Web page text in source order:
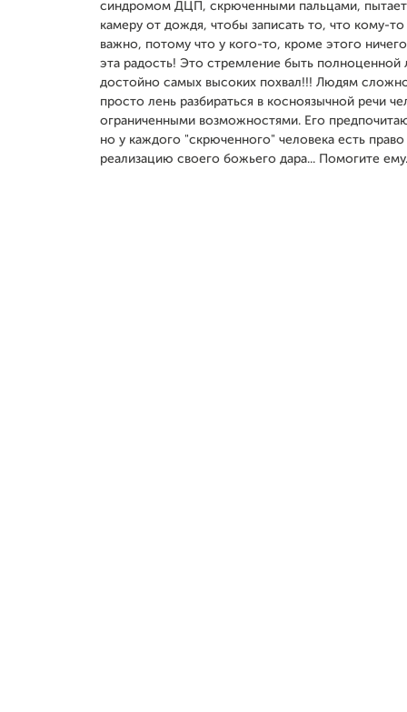
синдромом ДЦП, скрюченными пальцами,
камеру от дождя, чтобы записать то, что кому-то
важно, потому что у кого-то, кроме этого
эта радость! Это стремление быть полноценной
достойно самых высоких похвал!!! Людям
просто лень разбираться в косноязычной речи
ограниченными возможностями. Его
но у каждого "скрюченного" человека есть
реализацию своего божьего дара... Помогите